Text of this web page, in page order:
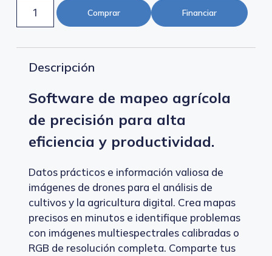
Comprar Financiar
Descripción
Software de mapeo agrícola
de precisión para alta
eficiencia y productividad.
Datos prácticos e información valiosa de
imágenes de drones para el análisis de
cultivos y la agricultura digital. Crea mapas
precisos en minutos e identifique problemas
con imágenes multiespectrales calibradas o
RGB de resolución completa. Comparte tus